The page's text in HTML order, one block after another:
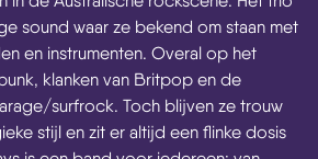
sound waar ze bekend om staan met
en instrumenten. Overal op het
klanken van Britpop en de
surfrock. Toch blijven ze trouw
stijl en zit er altijd een flinke dosis